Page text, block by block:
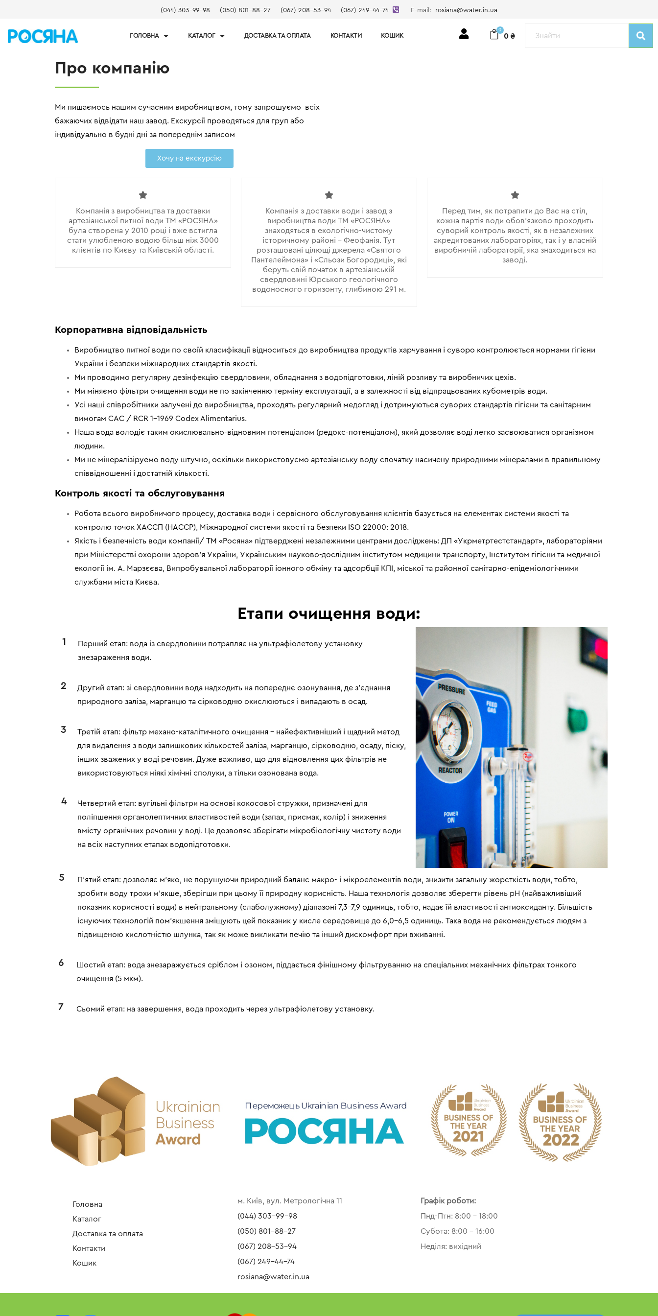
(044) 303-99-98 (050) 801-88-27 (067) 208-53-94 (067) 249-44-74 E-mail: rosiana@water.in.ua
ГОЛОВНА КАТАЛОГ ДОСТАВКА ТА ОПЛАТА КОНТАКТИ КОШИК
0
0 ₴
Про компанію
Ми пишаємось нашим сучасним виробництвом, тому запрошуємо всіх
бажаючих відвідати наш завод. Екскурсії проводяться для груп або
індивідуально в будні дні за попереднім записом
Хочу на екскурсію
Компанія з виробництва та доставки
артезіанської питної води ТМ «РОСЯНА»
була створена у 2010 році і вже встигла
стати улюбленою водою більш ніж 3000
клієнтів по Києву та Київській області.
Компанія з доставки води і завод з
виробництва води ТМ «РОСЯНА»
знаходяться в екологічно-чистому
історичному районі - Феофанія. Тут
розташовані цілющі джерела «Святого
Пантелеймона» і «Сльози Богородиці», які
беруть свій початок в артезіанській
свердловині Юрського геологічного
водоносного горизонту, глибиною 291 м.
Перед тим, як потрапити до Вас на стіл,
кожна партія води обов'язково проходить
суворий контроль якості, як в незалежних
акредитованих лабораторіях, так і у власній
виробничій лабораторії, яка знаходиться на
заводі.
Корпоративна відповідальність
Виробництво питної води по своїй класифікації відноситься до виробництва продуктів харчування і суворо контролюється нормами гігієни
України і безпеки міжнародних стандартів якості.
Ми проводимо регулярну дезінфекцію свердловини, обладнання з водопідготовки, ліній розливу та виробничих цехів.
Ми міняємо фільтри очищення води не по закінченню терміну експлуатації, а в залежності від відпрацьованих кубометрів води.
Усі наші співробітники залучені до виробництва, проходять регулярний медогляд і дотримуються суворих стандартів гігієни та санітарним
вимогам САС / RCR 1-1969 Codex Alimentarius.
Наша вода володіє таким окислювально-відновним потенціалом (редокс-потенціалом), який дозволяє воді легко засвоюватися організмом
людини.
Ми не мінералізіруемо воду штучно, оскільки використовуємо артезіанську воду спочатку насичену природними мінералами в правильному
співвідношенні і достатній кількості.
Контроль якості та обслуговування
Робота всього виробничого процесу, доставка води і сервісного обслуговування клієнтів базується на елементах системи якості та
контролю точок ХАССП (HACCP), Міжнародної системи якості та безпеки ISO 22000: 2018.
Якість і безпечність води компанії/ ТМ «Росяна» підтверджені незалежними центрами досліджень: ДП «Укрметртестстандарт», лабораторіями
при Міністерстві охорони здоров’я України, Українським науково-дослідним інститутом медицини транспорту, Інститутом гігієни та медичної
екології ім. А. Марзєєва, Випробувальної лабораторії іонного обміну та адсорбції КПІ, міської та районної санітарно-епідеміологічними
службами міста Києва.
Етапи очищення води:
1
Перший етап: вода із свердловини потрапляє на ультрафіолетову установку
знезараження води.
2
Другий етап: зі свердловини вода надходить на попереднє озонування, де з’єднання
природного заліза, марганцю та сірководню окислюються і випадають в осад.
3
Третій етап: фільтр механо-каталітичного очищення – найефективніший і щадний метод
для видалення з води залишкових кількостей заліза, марганцю, сірководню, осаду, піску,
інших зважених у воді речовин. Дуже важливо, що для відновлення цих фільтрів не
використовуються ніякі хімічні сполуки, а тільки озонована вода.
4
Четвертий етап: вугільні фільтри на основі кокосової стружки, призначені для
поліпшення органолептичних властивостей води (запах, присмак, колір) і зниження
вмісту органічних речовин у воді. Це дозволяє зберігати мікробіологічну чистоту води
на всіх наступних етапах водопідготовки.
5
П’ятий етап: дозволяє м’яко, не порушуючи природний баланс макро- і мікроелементів води, знизити загальну жорсткість води, тобто,
зробити воду трохи м’якше, зберігши при цьому її природну корисність. Наша технологія дозволяє зберегти рівень рН (найважливіший
показник корисності води) в нейтральному (слаболужному) діапазоні 7,3-7,9 одиниць, тобто, надає їй властивості антиоксиданту. Більшість
існуючих технологій пом’якшення зміщують цей показник у кисле середовище до 6,0-6,5 одиниць. Така вода не рекомендується людям з
підвищеною кислотністю шлунка, так як може викликати печію та інший дискомфорт при вживанні.
6
Шостий етап: вода знезаражується сріблом і озоном, піддається фінішному фільтруванню на спеціальних механічних фільтрах тонкого
очищення (5 мкм).
7 Сьомий етап: на завершення, вода проходить через ультрафіолетову установку.
Головна
Каталог
Доставка та оплата
Контакти
Кошик
м. Київ, вул. Метрологічна 11
(044) 303-99-98
(050) 801-88-27
(067) 208-53-94
(067) 249-44-74
rosiana@water.in.ua
Графік роботи:
Пнд-Птн: 8:00 – 18:00
Субота: 8:00 – 16:00
Неділя: вихідний